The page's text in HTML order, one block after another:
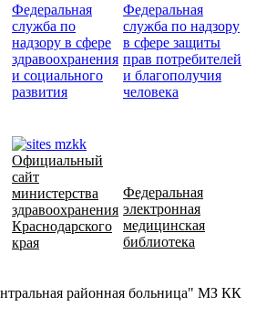
Федеральная
служба по
надзору в сфере
здравоохранения
и социального
развития
Федеральная
служба по надзору
в сфере защиты
прав потребителей
и благополучия
человека
Официальный
сайт
министерства
здравоохранения
Краснодарского
края
Федеральная
электронная
медицинская
библиотека
районная больница" МЗ КК